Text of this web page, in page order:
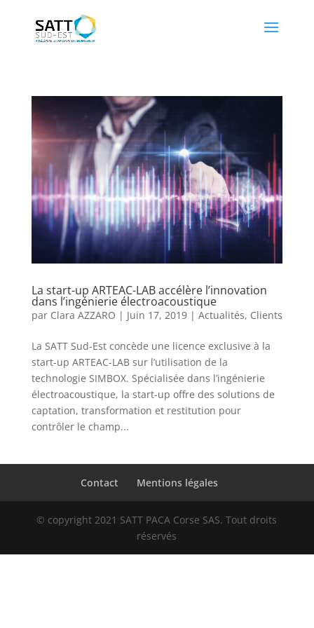
La start-up ARTEAC-LAB accélère l’innovation
dans l’ingénierie électroacoustique
par Clara AZZARO | Juin 17, 2019| Actualités, Clients
La SATT Sud-Est concède une licence exclusive à la
start-up ARTEAC-LAB sur l’utilisation de la
technologie SIMBOX. Spécialisée dans l’ingénierie
électroacoustique, la start-up offre des solutions de
captation, transformation et restitution pour
contrôler le champ...
Contact Mentions légales
© copyright 2021 SATT PACA Corse SAS. Tout droits
réservés